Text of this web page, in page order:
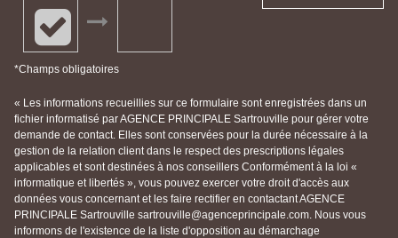
*Champs obligatoires
« Les informations recueillies sur ce formulaire sont enregistrées dans un
fichier informatisé par AGENCE PRINCIPALE Sartrouville pour gérer votre
demande de contact. Elles sont conservées pour la durée nécessaire à la
gestion de la relation client dans le respect des prescriptions légales
applicables et sont destinées à nos conseillers Conformément à la loi «
informatique et libertés », vous pouvez exercer votre droit d'accès aux
données vous concernant et les faire rectifier en contactant AGENCE
PRINCIPALE Sartrouville sartrouville@agenceprincipale.com. Nous vous
informons de l'existence de la liste d'opposition au démarchage